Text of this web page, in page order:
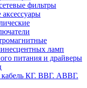
фильтры
ламп
питания и драйверы
КГ. ВВГ. АВВГ.